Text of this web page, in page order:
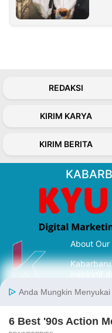
REDAKSI
KIRIM KARYA
KIRIM BERITA
About
inspiratif